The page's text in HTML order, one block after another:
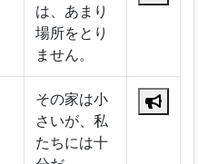
は、あまり
場所をとり
ません。
その家は小
さいが、私
たちには十